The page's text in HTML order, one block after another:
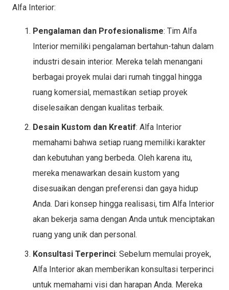
Alfa Interior:
Pengalaman dan Profesionalisme: Tim Alfa
Interior memiliki pengalaman bertahun-tahun dalam
industri desain interior. Mereka telah menangani
berbagai proyek mulai dari rumah tinggal hingga
ruang komersial, memastikan setiap proyek
diselesaikan dengan kualitas terbaik.
Desain Kustom dan Kreatif: Alfa Interior
memahami bahwa setiap ruang memiliki karakter
dan kebutuhan yang berbeda. Oleh karena itu,
mereka menawarkan desain kustom yang
disesuaikan dengan preferensi dan gaya hidup
Anda. Dari konsep hingga realisasi, tim Alfa Interior
akan bekerja sama dengan Anda untuk menciptakan
ruang yang unik dan personal.
Konsultasi Terperinci: Sebelum memulai proyek,
Alfa Interior akan memberikan konsultasi terperinci
untuk memahami visi dan harapan Anda. Mereka